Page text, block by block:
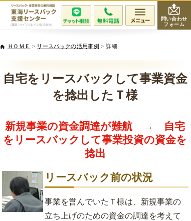
問い合わせ
フォーム
会社紹介
当社が選ばれる理由
サービスと費用
無料相談・査定
活用事例
リースバックQ&A
ＨＯＭＥ > リースバックの活用事例 > 詳細
自宅をリースバックして事業資金
を捻出したＴ様
新規事業の資金調達が難航 → 自宅
をリースバックして事業投資の資金を
捻出
リースバック前の状況
事業を営んでいたＴ様は、新規事業の
立ち上げのための資金の調達を考えて